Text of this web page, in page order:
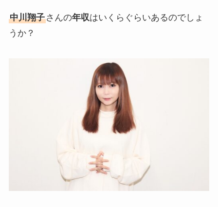
中川翔子さんの年収はいくらぐらいあるのでしょ
うか？